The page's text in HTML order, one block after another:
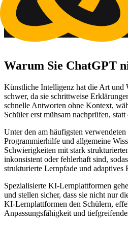
Warum Sie ChatGPT
Künstliche Intelligenz hat die Art und
schwer, da sie schrittweise
schnelle Antworten ohne Kontext,
Schüler erst mühsam nachprüfen,
Unter den am häufigsten
Programmierhilfe und allgemeine
Schwierigkeiten mit stark
inkonsistent oder fehlerhaft sind,
strukturierte Lernpfade und adaptives
Spezialisierte KI-Lernplattformen
und stellen sicher, dass sie nicht nur
KI-Lernplattformen den Schülern,
Anpassungsfähigkeit und